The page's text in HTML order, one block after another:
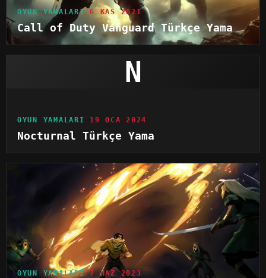
OYUN YAMALARI 6 KAS 2021
Call of Duty Vanguard Türkçe Yama
N
OYUN YAMALARI 19 OCA 2024
Nocturnal Türkçe Yama
OYUN YAMALARI 7 HAZ 2023